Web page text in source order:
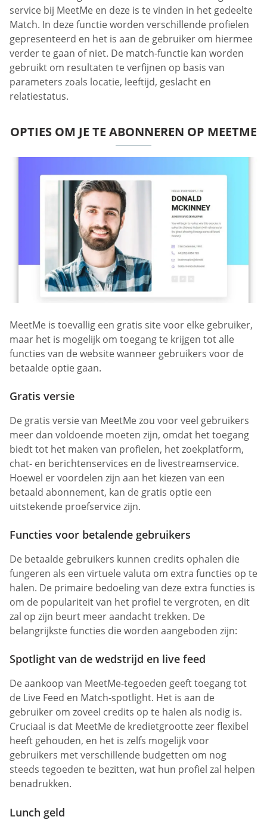
service bij MeetMe en deze is te vinden in het gedeelte
Match. In deze functie worden verschillende profielen
gepresenteerd en het is aan de gebruiker om hiermee
verder te gaan of niet. De match-functie kan worden
gebruikt om resultaten te verfijnen op basis van
parameters zoals locatie, leeftijd, geslacht en
relatiestatus.
OPTIES OM JE TE ABONNEREN OP MEETME
MeetMe is toevallig een gratis site voor elke gebruiker,
maar het is mogelijk om toegang te krijgen tot alle
functies van de website wanneer gebruikers voor de
betaalde optie gaan.
Gratis versie
De gratis versie van MeetMe zou voor veel gebruikers
meer dan voldoende moeten zijn, omdat het toegang
biedt tot het maken van profielen, het zoekplatform,
chat- en berichtenservices en de livestreamservice.
Hoewel er voordelen zijn aan het kiezen van een
betaald abonnement, kan de gratis optie een
uitstekende proefservice zijn.
Functies voor betalende gebruikers
De betaalde gebruikers kunnen credits ophalen die
fungeren als een virtuele valuta om extra functies op te
halen. De primaire bedoeling van deze extra functies is
om de populariteit van het profiel te vergroten, en dit
zal op zijn beurt meer aandacht trekken. De
belangrijkste functies die worden aangeboden zijn:
Spotlight van de wedstrijd en live feed
De aankoop van MeetMe-tegoeden geeft toegang tot
de Live Feed en Match-spotlight. Het is aan de
gebruiker om zoveel credits op te halen als nodig is.
Cruciaal is dat MeetMe de kredietgrootte zeer flexibel
heeft gehouden, en het is zelfs mogelijk voor
gebruikers met verschillende budgetten om nog
steeds tegoeden te bezitten, wat hun profiel zal helpen
benadrukken.
Lunch geld